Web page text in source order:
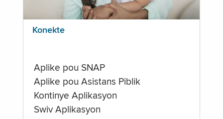
Konekte
Aplike pou SNAP
Aplike pou Asistans Piblik
Kontinye Aplikasyon
Swiv Aplikasyon